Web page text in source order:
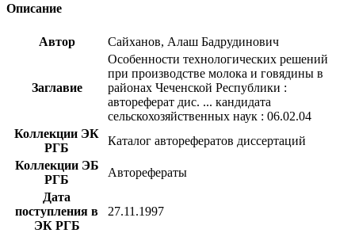
Описание
Автор Сайханов, Алаш Бадрудинович
Заглавие
Особенности технологических решений
при производстве молока и говядины в
районах Чеченской Республики :
автореферат дис. ... кандидата
сельскохозяйственных наук : 06.02.04
Коллекции ЭК
РГБ
Каталог авторефератов диссертаций
Коллекции ЭБ
РГБ
Авторефераты
Дата
поступления в
ЭК РГБ
27.11.1997